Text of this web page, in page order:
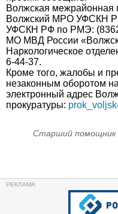
Волжская межрайонная
Волжский МРО УФСКН
УФСКН РФ по РМЭ:
МО МВД России
Наркологическое
6-44-37.
Кроме того, жалобы и
незаконным оборотом
электронный адрес
прокуратуры:
Старший помощник